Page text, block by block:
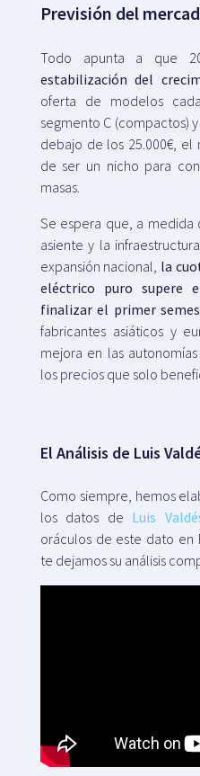
Previsión del
Todo apunta a que
estabilización del
oferta de modelos
segmento C (compactos)
debajo de los 25.000€, el
de ser un nicho para
masas.
Se espera que, a medida
asiente y la
expansión nacional, la
eléctrico puro supere
finalizar el primer
fabricantes asiáticos y
mejora en las
los precios que solo
El Análisis de Luis
Como siempre, hemos
los datos de Luis
oráculos de este dato en
te dejamos su análisis